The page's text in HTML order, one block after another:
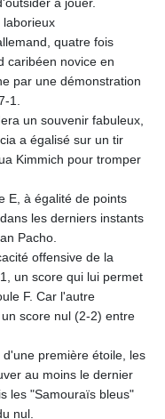
laborieux
quatre fois
caribéen novice en
par une démonstration
1.
un souvenir fabuleux,
a égalisé sur un tir
Kimmich pour tromper
E, à égalité de points
les derniers instants
Pacho.
offensive de la
un score qui lui permet
F. Car l'autre
score nul (2-2) entre
première étoile, les
au moins le dernier
les "Samouraïs bleus"
nul.